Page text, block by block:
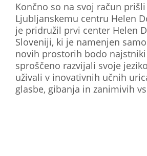
Končno so na svoj račun
Ljubljanskemu centru Helen
je pridružil prvi center Helen
Sloveniji, ki je namenjen
novih prostorih bodo
sproščeno razvijali svoje
uživali v inovativnih učnih
glasbe, gibanja in zanimivih